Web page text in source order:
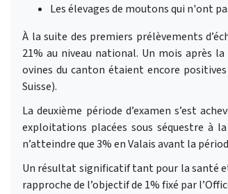
Les élevages de moutons qui n'ont
À la suite des premiers prélèvements
21% au niveau national. Un mois après
ovines du canton étaient encore
Suisse).
La deuxième période d’examen s’est
exploitations placées sous séquestre à
n’atteindre que 3% en Valais avant la
Un résultat significatif tant pour la santé
rapproche de l’objectif de 1% fixé par